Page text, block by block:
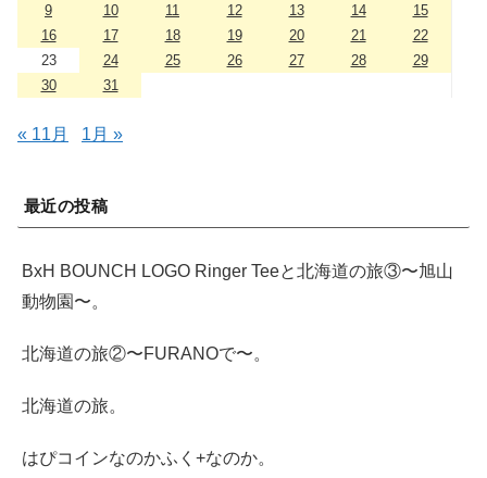
9
10 11 12 13 14
15
16
17 18 19 20 21
22
23
24 25 26 27 28
29
30
31
« 11月 1月 »
最近の投稿
BxH BOUNCH LOGO Ringer Teeと北海道の旅③〜旭山
動物園〜。
北海道の旅②〜FURANOで〜。
北海道の旅。
はぴコインなのかふく+なのか。